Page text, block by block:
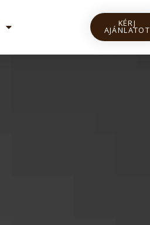
KÉRJ
AJÁNLATOT